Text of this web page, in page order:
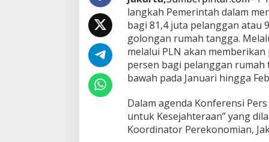
,
7
%
P
e
l
a
g
g
a
langkah Pemerintah dalam
bagi 81,4 juta pelanggan atau
golongan rumah tangga.
melalui PLN akan
persen bagi pelanggan rumah
bawah pada Januari hingga
Dalam agenda Konferensi
untuk Kesejahteraan” yang
Koordinator Perekonomian,